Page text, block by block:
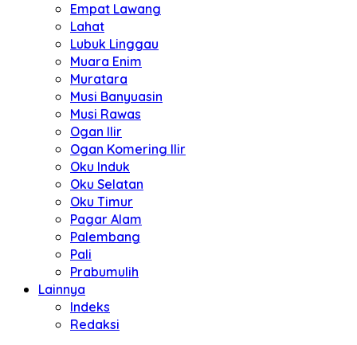
Empat Lawang
Lahat
Lubuk Linggau
Muara Enim
Muratara
Musi Banyuasin
Musi Rawas
Ogan Ilir
Ogan Komering Ilir
Oku Induk
Oku Selatan
Oku Timur
Pagar Alam
Palembang
Pali
Prabumulih
Lainnya
Indeks
Redaksi